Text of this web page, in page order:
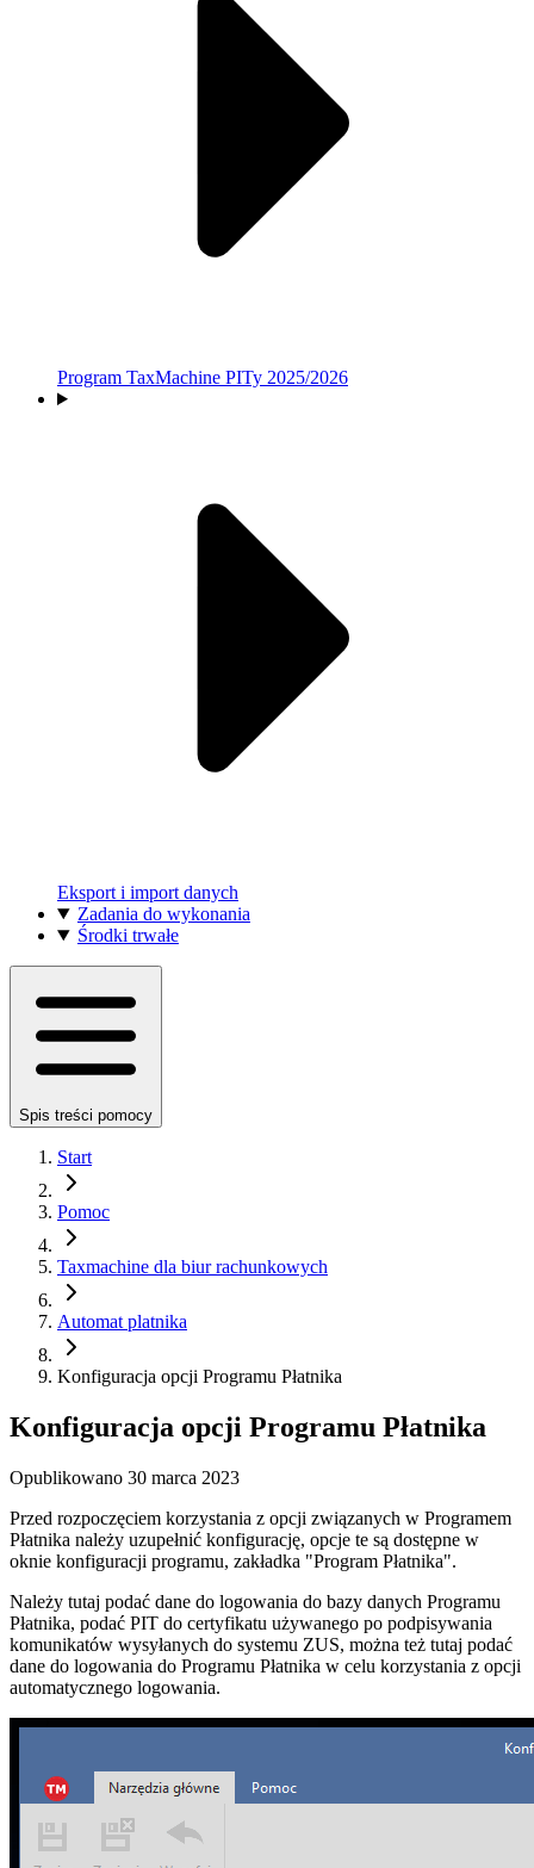
Program TaxMachine PITy 2025/2026
Eksport i import danych
Zadania do wykonania
Środki trwałe
Spis treści pomocy
Start
Pomoc
Taxmachine dla biur rachunkowych
Automat platnika
Konfiguracja opcji Programu Płatnika
Konfiguracja opcji Programu Płatnika
Opublikowano 30 marca 2023
Przed rozpoczęciem korzystania z opcji związanych w Programem
Płatnika należy uzupełnić konfigurację, opcje te są dostępne w
oknie konfiguracji programu, zakładka "Program Płatnika".
Należy tutaj podać dane do logowania do bazy danych Programu
Płatnika, podać PIT do certyfikatu używanego po podpisywania
komunikatów wysyłanych do systemu ZUS, można też tutaj podać
dane do logowania do Programu Płatnika w celu korzystania z opcji
automatycznego logowania.